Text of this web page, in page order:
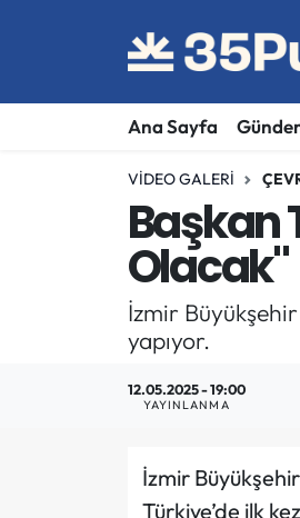
Ana Sayfa
VIDEO GALERI
Başkan
Olacak"
İzmir
yapıyor.
12.05.2025 - 19:00
YAYINLANMA
İzmir
Türkiye’de ilk